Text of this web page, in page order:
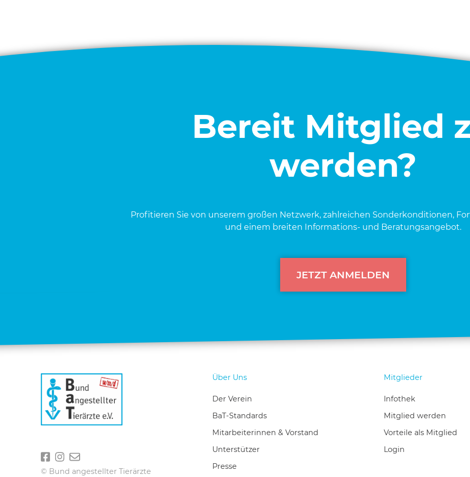
Bereit Mitglied
werden?
Pro­fi­tie­ren Sie von unse­rem gro­ßen Netz­werk, zahl­rei­chen Son­der­kon­di­tio­nen,
und einem brei­ten Infor­ma­ti­ons- und Bera­tungs­an­ge­bot.
JETZT ANMELDEN
© Bund angestellter Tierärzte
Über Uns
Der Verein
BaT-Standards
Mitarbeiterinnen & Vorstand
Unterstützer
Presse
Mitglieder
Infothek
Mitglied werden
Vorteile als Mitglied
Login